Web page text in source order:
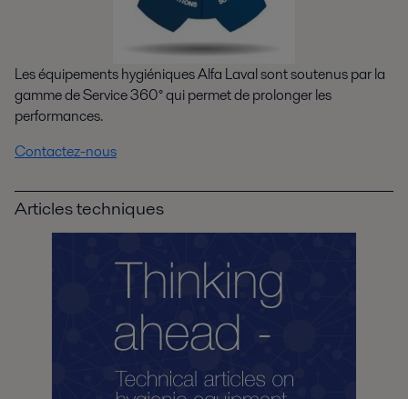
Les équipements hygiéniques Alfa Laval sont soutenus par la
gamme de Service 360° qui permet de prolonger les
performances.
Contactez-nous
Articles techniques